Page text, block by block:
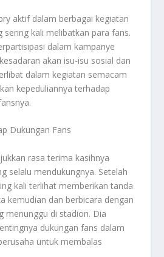
aktif dalam berbagai kegiatan
sering kali melibatkan para fans.
dalam kampanye
akan isu-isu sosial dan
dalam kegiatan semacam
kepeduliannya terhadap
Dukungan Fans
rasa terima kasihnya
selalu mendukungnya. Setelah
kali terlihat memberikan tanda
kemudian dan berbicara dengan
menunggu di stadion. Dia
dukungan fans dalam
untuk membalas